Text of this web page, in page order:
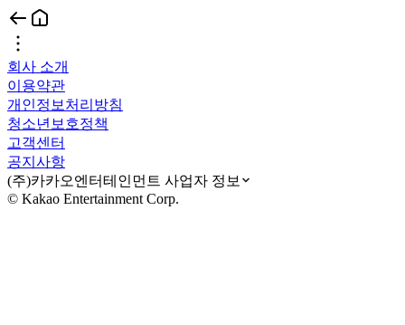
회사 소개
이용약관
개인정보처리방침
청소년보호정책
고객센터
공지사항
(주)카카오엔터테인먼트 사업자 정보
© Kakao Entertainment Corp.